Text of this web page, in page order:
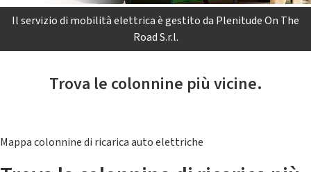
Il servizio di mobilità elettrica è gestito da Plenitude On The
Road S.r.l.
Trova le colonnine più vicine.
Mappa colonnine di ricarica auto elettriche